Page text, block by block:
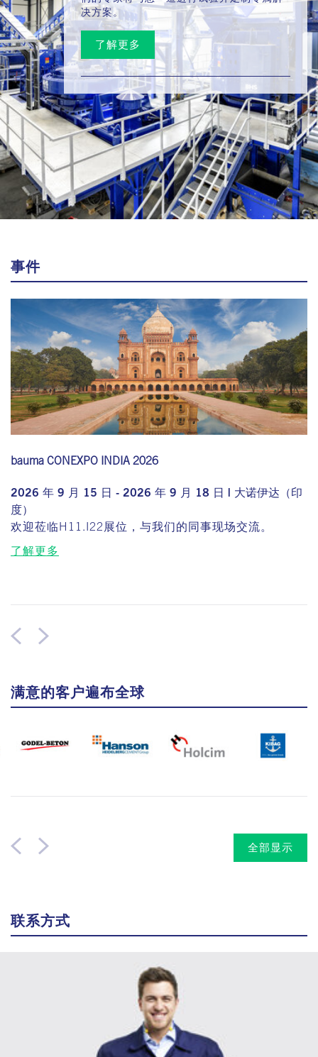
决方案。
了解更多
事件
bauma CONEXPO INDIA 2026
2026 年 9 月 15 日 - 2026 年 9 月 18 日 | 大诺伊达（印
度）
欢迎莅临H11.I22展位，与我们的同事现场交流。
了解更多
满意的客户遍布全球
全部显示
联系方式